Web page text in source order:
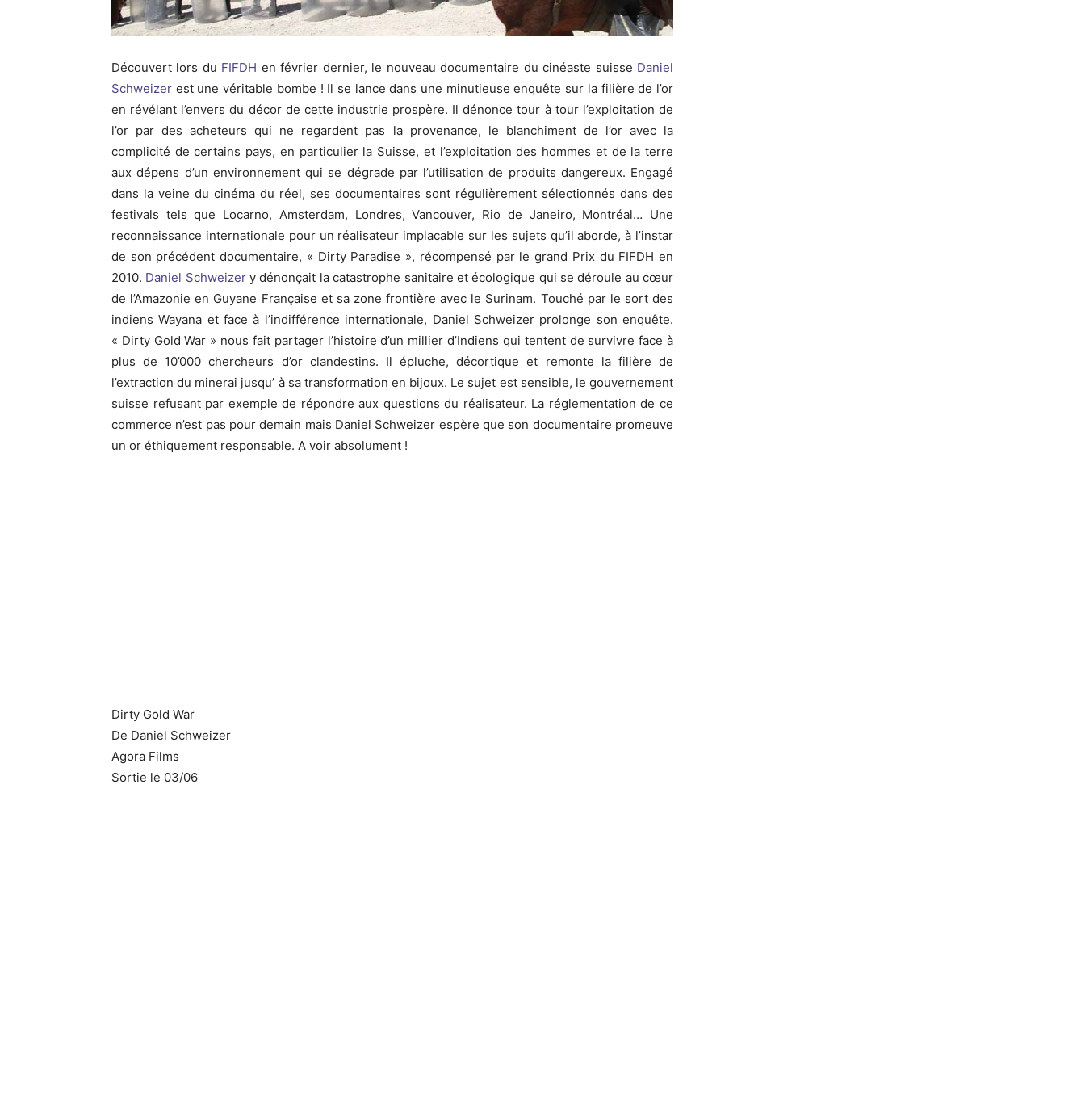
Découvert lors du FIFDH en février dernier, le nouveau documentaire du cinéaste suisse Daniel
Schweizer est une véritable bombe ! Il se lance dans une minutieuse enquête sur la filière de l’or
en révélant l’envers du décor de cette industrie prospère. Il dénonce tour à tour l’exploitation de
l’or par des acheteurs qui ne regardent pas la provenance, le blanchiment de l’or avec la
complicité de certains pays, en particulier la Suisse, et l’exploitation des hommes et de la terre
aux dépens d’un environnement qui se dégrade par l’utilisation de produits dangereux. Engagé
dans la veine du cinéma du réel, ses documentaires sont régulièrement sélectionnés dans des
festivals tels que Locarno, Amsterdam, Londres, Vancouver, Rio de Janeiro, Montréal… Une
reconnaissance internationale pour un réalisateur implacable sur les sujets qu’il aborde, à l’instar
de son précédent documentaire, « Dirty Paradise », récompensé par le grand Prix du FIFDH en
2010. Daniel Schweizery dénonçait la catastrophe sanitaire et écologique qui se déroule au cœur
de l’Amazonie en Guyane Française et sa zone frontière avec le Surinam. Touché par le sort des
indiens Wayana et face à l’indifférence internationale, Daniel Schweizer prolonge son enquête.
« Dirty Gold War » nous fait partager l’histoire d’un millier d’Indiens qui tentent de survivre face à
plus de 10’000 chercheurs d’or clandestins. Il épluche, décortique et remonte la filière de
l’extraction du minerai jusqu’ à sa transformation en bijoux. Le sujet est sensible, le gouvernement
suisse refusant par exemple de répondre aux questions du réalisateur. La réglementation de ce
commerce n’est pas pour demain mais Daniel Schweizer espère que son documentaire promeuve
un or éthiquement responsable. A voir absolument !
Dirty Gold War
De Daniel Schweizer
Agora Films
Sortie le 03/06